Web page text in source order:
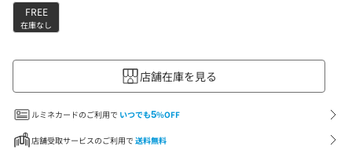
FREE
在庫なし
店舗在庫を見る
ルミネカードのご利用で いつでも5%OFF
店舗受取サービスのご利用で 送料無料